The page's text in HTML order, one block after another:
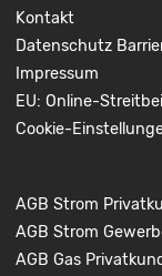
Kontakt
Datenschutz
Impressum
EU: Online-
Cookie-
AGB Strom
AGB Strom
AGB Gas